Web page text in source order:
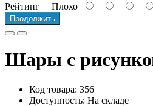
Рейтинг Плохо
Продолжить
Шары с
Код товара: 356
Доступность: На складе